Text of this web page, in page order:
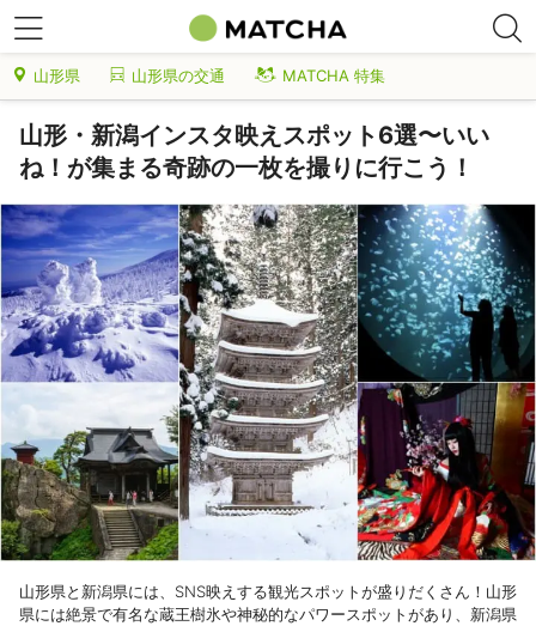
山形県 山形県の交通 MATCHA 特集
山形・新潟インスタ映えスポット6選〜いい
ね！が集まる奇跡の一枚を撮りに行こう！
山形県と新潟県には、SNS映えする観光スポットが盛りだくさん！山形
県には絶景で有名な蔵王樹氷や神秘的なパワースポットがあり、新潟県